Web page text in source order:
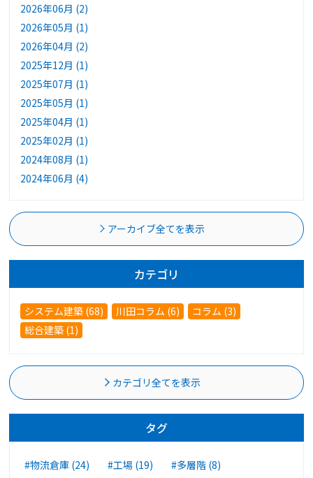
2026年06月 (2)
2026年05月 (1)
2026年04月 (2)
2025年12月 (1)
2025年07月 (1)
2025年05月 (1)
2025年04月 (1)
2025年02月 (1)
2024年08月 (1)
2024年06月 (4)
アーカイブ全てを表示
カテゴリ
システム建築 (68) 川田コラム (6)
コラム (3)
総合建築 (1)
カテゴリ全てを表示
タグ
#物流倉庫 (24) #工場 (19)
#多層階 (8)